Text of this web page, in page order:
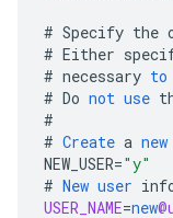
# Specify the
# Either
# necessary to
# Do not use
#
# Create a new
NEW_USER="y"
# New user
USER_NAME=new